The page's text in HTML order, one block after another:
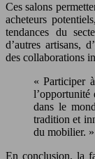
Ces salons
acheteurs
tendances du
d’autres artisans,
des collaborations
« Participer
l’opportunité
dans le
tradition et
du mobilier. »
En conclusion, la